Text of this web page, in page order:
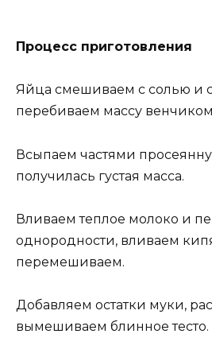
Процесс приготовления
Яйца смешиваем с солью и
перебиваем массу
Всыпаем частями
получилась густая масса.
Вливаем теплое молоко и
однородности, вливаем
перемешиваем.
Добавляем остатки муки,
вымешиваем блинное тесто.